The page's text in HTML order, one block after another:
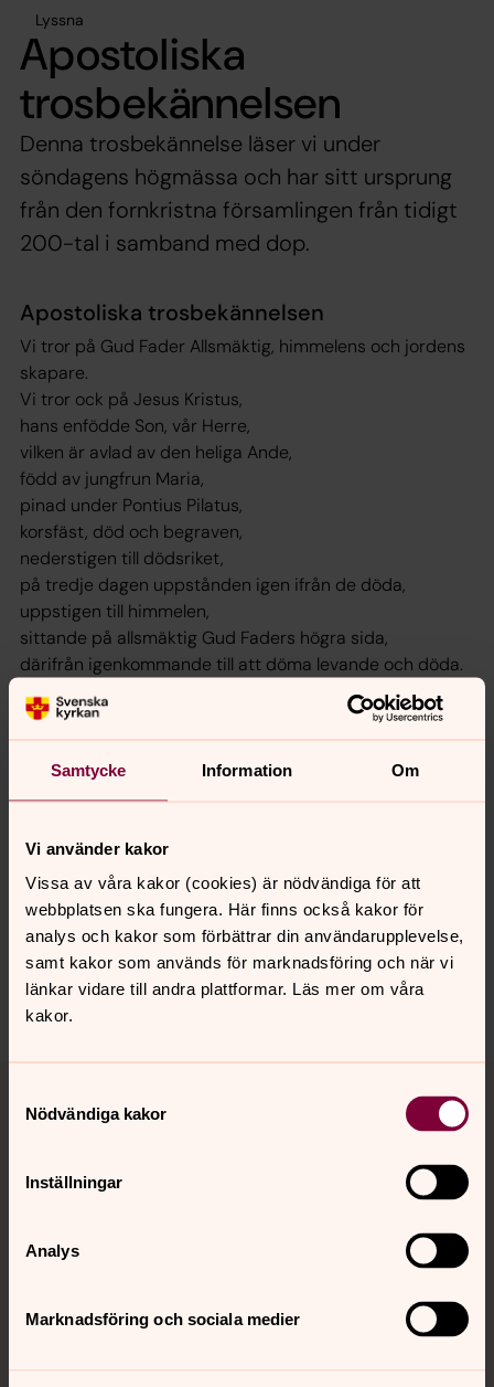
Samtycke Information Om
Vi använder kakor
Vissa av våra kakor (cookies) är nödvändiga för att
webbplatsen ska fungera. Här finns också kakor för
analys och kakor som förbättrar din användarupplevelse,
samt kakor som används för marknadsföring och när vi
länkar vidare till andra plattformar. Läs mer om våra
kakor.
Nödvändiga kakor
Inställningar
Analys
Marknadsföring och sociala medier
Lyssna
Apostoliska
trosbekännelsen
Denna trosbekännelse läser vi under
söndagens högmässa och har sitt ursprung
från den fornkristna församlingen från tidigt
200-tal i samband med dop.
Apostoliska trosbekännelsen
Vi tror på Gud Fader Allsmäktig, himmelens och jordens
skapare.
Vi tror ock på Jesus Kristus,
hans enfödde Son, vår Herre,
vilken är avlad av den heliga Ande,
född av jungfrun Maria,
pinad under Pontius Pilatus,
korsfäst, död och begraven,
nederstigen till dödsriket,
på tredje dagen uppstånden igen ifrån de döda,
uppstigen till himmelen,
sittande på allsmäktig Gud Faders högra sida,
därifrån igenkommande till att döma levande och döda.
Vi tror ock på den helige Ande,
en helig allmännelig kyrka,
de heligas samfund, syndernas förlåtelse,
de dödas uppståndelse och ett evigt liv.
Senast ändrad 26 april 2016
Synpunkter eller frågor på sidans
innehåll?
leksands.pastorat@svenskakyrkan.se
Dela
Tillbaka till toppen
Tillbaka till innehållet
Kontakt
Kalender